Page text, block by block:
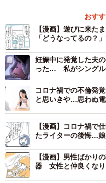
おす
【漫画】遊びに来た
「どうなってるの？
妊娠中に発覚した夫
った… 私がシングル
コロナ禍での不倫発
と思いきや…思わぬ
【漫画】コロナ禍で
たライターの後悔…
【漫画】男性ばかり
器 女性と仲良くなり